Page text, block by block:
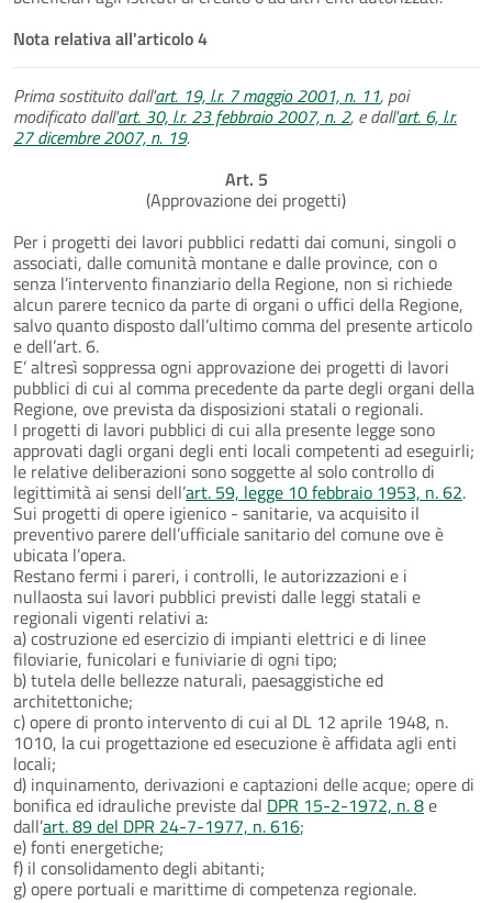
Nota relativa all'articolo 4
Prima sostituito dall'art. 19, l.r. 7 maggio 2001, n. 11, poi
modificato dall'art. 30, l.r. 23 febbraio 2007, n. 2, e dall'art. 6, l.r.
27 dicembre 2007, n. 19.
Art. 5
(Approvazione dei progetti)
Per i progetti dei lavori pubblici redatti dai comuni, singoli o
associati, dalle comunità montane e dalle province, con o
senza l’intervento finanziario della Regione, non si richiede
alcun parere tecnico da parte di organi o uffici della Regione,
salvo quanto disposto dall’ultimo comma del presente articolo
e dell’art. 6.
E’ altresì soppressa ogni approvazione dei progetti di lavori
pubblici di cui al comma precedente da parte degli organi della
Regione, ove prevista da disposizioni statali o regionali.
I progetti di lavori pubblici di cui alla presente legge sono
approvati dagli organi degli enti locali competenti ad eseguirli;
le relative deliberazioni sono soggette al solo controllo di
legittimità ai sensi dell’art. 59, legge 10 febbraio 1953, n. 62.
Sui progetti di opere igienico - sanitarie, va acquisito il
preventivo parere dell’ufficiale sanitario del comune ove è
ubicata l’opera.
Restano fermi i pareri, i controlli, le autorizzazioni e i
nullaosta sui lavori pubblici previsti dalle leggi statali e
regionali vigenti relativi a:
a) costruzione ed esercizio di impianti elettrici e di linee
filoviarie, funicolari e funiviarie di ogni tipo;
b) tutela delle bellezze naturali, paesaggistiche ed
architettoniche;
c) opere di pronto intervento di cui al DL 12 aprile 1948, n.
1010, la cui progettazione ed esecuzione è affidata agli enti
locali;
d) inquinamento, derivazioni e captazioni delle acque; opere di
bonifica ed idrauliche previste dal DPR 15-2-1972, n. 8e
dall’art. 89 del DPR 24-7-1977, n. 616;
e) fonti energetiche;
f) il consolidamento degli abitanti;
g) opere portuali e marittime di competenza regionale.